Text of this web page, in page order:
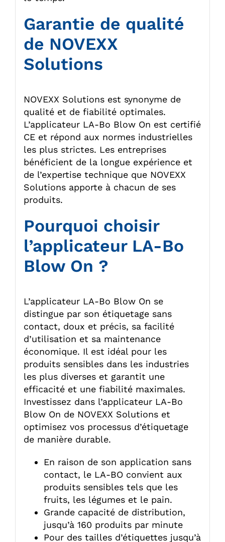
Garantie de qualité
de NOVEXX
Solutions
NOVEXX Solutions est synonyme de
qualité et de fiabilité optimales.
L’applicateur LA-Bo Blow On est certifié
CE et répond aux normes industrielles
les plus strictes. Les entreprises
bénéficient de la longue expérience et
de l’expertise technique que NOVEXX
Solutions apporte à chacun de ses
produits.
Pourquoi choisir
l’applicateur LA-Bo
Blow On ?
L’applicateur LA-Bo Blow On se
distingue par son étiquetage sans
contact, doux et précis, sa facilité
d’utilisation et sa maintenance
économique. Il est idéal pour les
produits sensibles dans les industries
les plus diverses et garantit une
efficacité et une fiabilité maximales.
Investissez dans l’applicateur LA-Bo
Blow On de NOVEXX Solutions et
optimisez vos processus d’étiquetage
de manière durable.
En raison de son application sans
contact, le LA-BO convient aux
produits sensibles tels que les
fruits, les légumes et le pain.
Grande capacité de distribution,
jusqu’à 160 produits par minute
Pour des tailles d’étiquettes jusqu’à